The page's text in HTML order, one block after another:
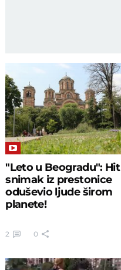
"Leto u Beogradu": Hit
snimak iz prestonice
oduševio ljude širom
planete!
2 0